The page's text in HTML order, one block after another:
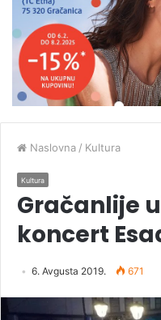
Naslovna / Kultura
Kultura
Gračanlije
koncert
6. Avgusta 2019. 671